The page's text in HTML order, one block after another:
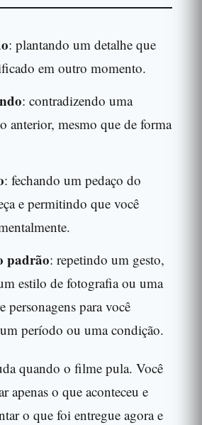
: plantando um detalhe que
em outro momento.
: contradizendo uma
anterior, mesmo que de forma
: fechando um pedaço do
e permitindo que você
padrão: repetindo um gesto,
estilo de fotografia ou uma
personagens para você
período ou uma condição.
quando o filme pula. Você
apenas o que aconteceu e
o que foi entregue agora e